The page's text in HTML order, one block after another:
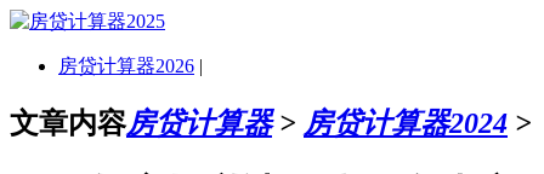
房贷计算器2026 |
文章内容房贷计算器> 房贷计算器2024 >